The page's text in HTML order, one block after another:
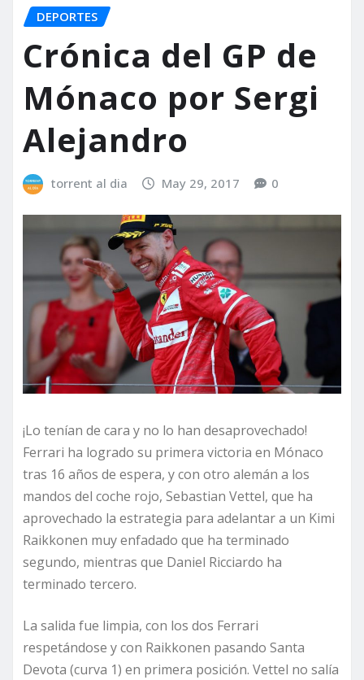
DEPORTES
Crónica del GP de
Mónaco por Sergi
Alejandro
torrent al dia May 29, 2017 0
¡Lo tenían de cara y no lo han desaprovechado!
Ferrari ha logrado su primera victoria en Mónaco
tras 16 años de espera, y con otro alemán a los
mandos del coche rojo, Sebastian Vettel, que ha
aprovechado la estrategia para adelantar a un Kimi
Raikkonen muy enfadado que ha terminado
segundo, mientras que Daniel Ricciardo ha
terminado tercero.
La salida fue limpia, con los dos Ferrari
respetándose y con Raikkonen pasando Santa
Devota (curva 1) en primera posición. Vettel no salía